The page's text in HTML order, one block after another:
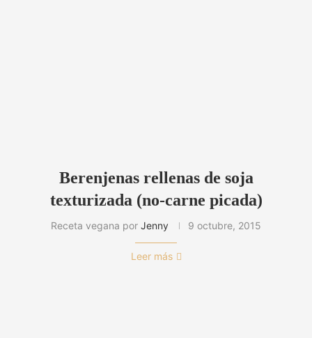
Berenjenas rellenas de soja
texturizada (no-carne picada)
Receta vegana por Jenny 9 octubre, 2015
Leer más